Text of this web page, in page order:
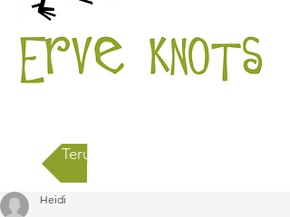
Terug naar alle berichten
Heidi